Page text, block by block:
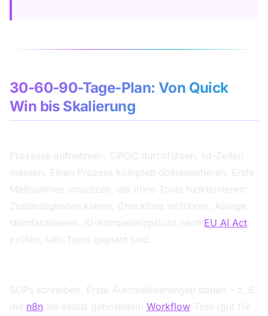
30-60-90-Tage-Plan: Von Quick
Win bis Skalierung
Prozesse aufnehmen, SIPOC durchführen, Ist-Zeiten
messen. Einen Prozess komplett dokumentieren. Erste
Maßnahmen umsetzen, die ohne Tools funktionieren:
Zuständigkeiten klären, Checkliste einführen, Ablage
standardisieren. KI-Kompetenzpflicht nach EU AI Act
prüfen, falls Tools geplant sind.
SOPs schreiben. Erste Automatisierungen bauen – z. B.
mit n8n als selbst gehostetem Workflow -Tool (gut für